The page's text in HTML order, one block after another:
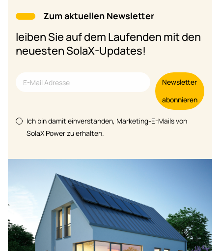
Zum aktuellen Newsletter
leiben Sie auf dem Laufenden mit den
neuesten SolaX-Updates!
Newsletter
abonnieren
Ich bin damit einverstanden, Marketing-E-Mails von
SolaX Power zu erhalten.